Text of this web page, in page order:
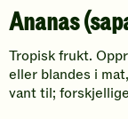
Ananas
Tropisk frukt.
eller blandes i
vant til;